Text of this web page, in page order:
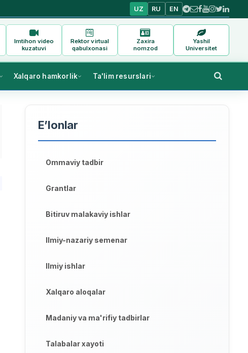
UZ RU EN
Imtihon video
kuzatuvi
Rektor virtual
qabulxonasi
Zaxira
nomzod
Yashil
Universitet
Xalqaro hamkorlik Ta'lim resurslari
E’lonlar
Ommaviy tadbir
Grantlar
Bitiruv malakaviy ishlar
Ilmiy-nazariy semenar
Ilmiy ishlar
Xalqaro aloqalar
Madaniy va ma'rifiy tadbirlar
Talabalar xayoti